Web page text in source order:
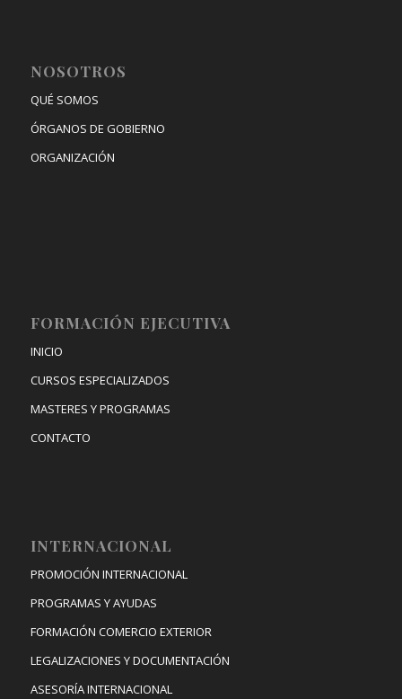
NOSOTROS
QUÉ SOMOS
ÓRGANOS DE GOBIERNO
ORGANIZACIÓN
FORMACIÓN EJECUTIVA
INICIO
CURSOS ESPECIALIZADOS
MASTERES Y PROGRAMAS
CONTACTO
INTERNACIONAL
PROMOCIÓN INTERNACIONAL
PROGRAMAS Y AYUDAS
FORMACIÓN COMERCIO EXTERIOR
LEGALIZACIONES Y DOCUMENTACIÓN
ASESORÍA INTERNACIONAL